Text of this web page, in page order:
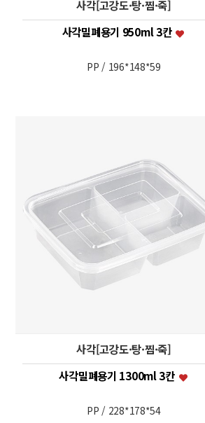
사각[고강도·탕·찜·죽]
사각밀폐용기 950ml 3칸
PP / 196*148*59
사각[고강도·탕·찜·죽]
사각밀폐용기 1300ml 3칸
PP / 228*178*54